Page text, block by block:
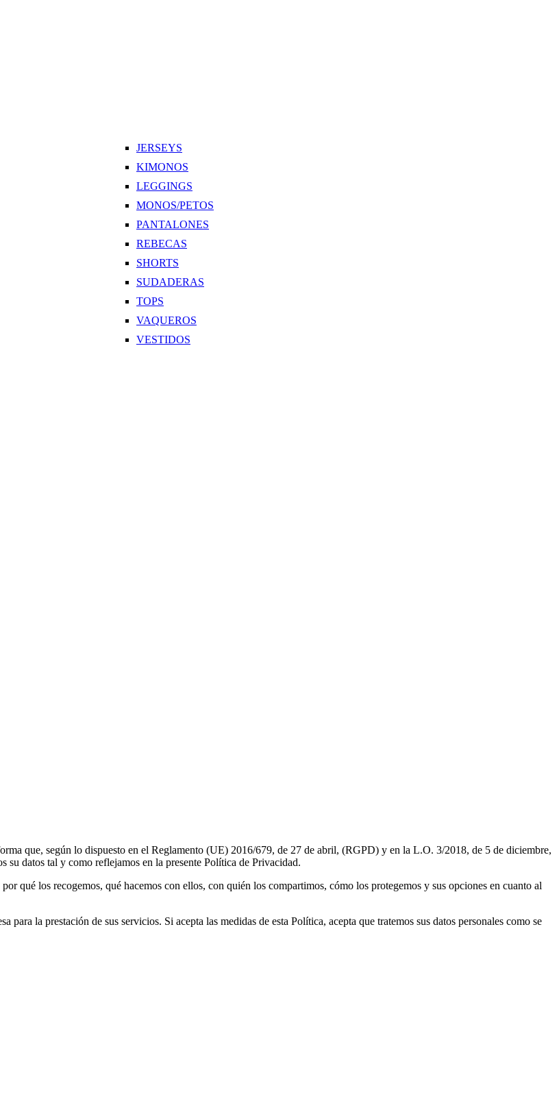
JERSEYS
KIMONOS
LEGGINGS
MONOS/PETOS
PANTALONES
REBECAS
SHORTS
SUDADERAS
TOPS
VAQUEROS
VESTIDOS
que, según lo dispuesto en el Reglamento (UE) 2016/679, de 27 de abril, (RGPD) y en la L.O. 3/2018, de 5 de diciembre,
datos tal y como reflejamos en la presente Política de Privacidad.
qué los recogemos, qué hacemos con ellos, con quién los compartimos, cómo los protegemos y sus opciones en cuanto al
para la prestación de sus servicios. Si acepta las medidas de esta Política, acepta que tratemos sus datos personales como se